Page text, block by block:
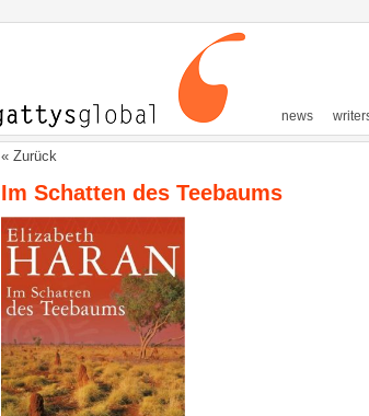
news
« Zurück
Im Schatten des Teebaums